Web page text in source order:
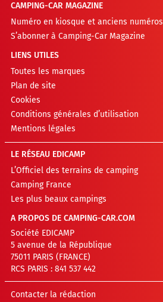
CAMPING-CAR MAGAZINE
Numéro en kiosque et anciens numéros
S’abonner à Camping-Car Magazine
LIENS UTILES
Toutes les marques
Plan de site
Cookies
Conditions générales d’utilisation
Mentions légales
LE RÉSEAU EDICAMP
L’Officiel des terrains de camping
Camping France
Les plus beaux campings
A PROPOS DE CAMPING-CAR.COM
Société EDICAMP
5 avenue de la République
75011 PARIS (FRANCE)
RCS PARIS : 841 537 442
Contacter la rédaction